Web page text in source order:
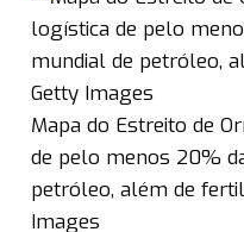
Mapa do Estreito de
de pelo menos 20%
petróleo, além de
Images